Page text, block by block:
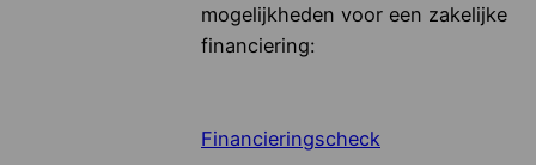
mogelijkheden voor een zakelijke
financiering:
Financieringscheck